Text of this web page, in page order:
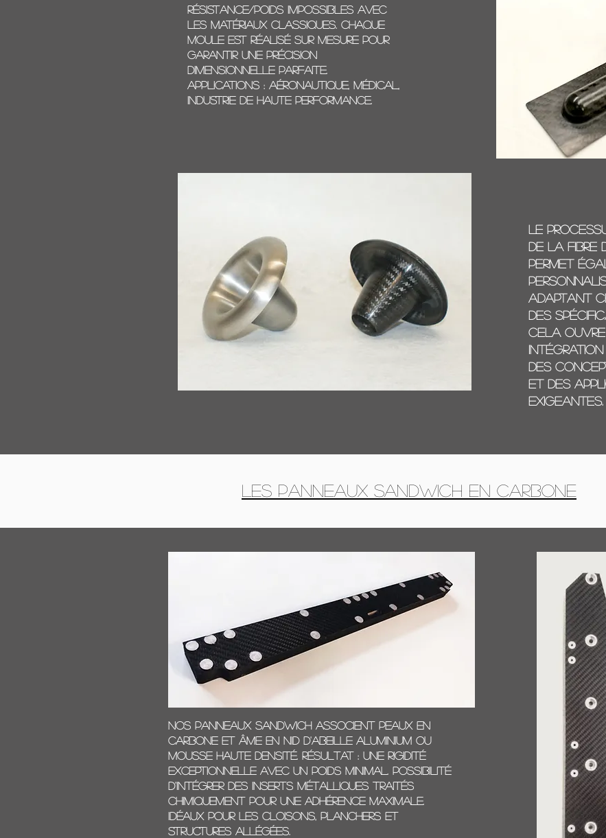
résistance/poids impossibles avec
les matériaux classiques. Chaque
moule est réalisé sur mesure pour
garantir une précision
dimensionnelle parfaite.
Applications : aéronautique, médical,
industrie de haute performance.
Le
de la fibre
permet
adaptant
des
Cela
intégration
des
et des
exigeantes.
Les Panneaux sandwich en carbone
Nos panneaux sandwich associent peaux en
carbone et âme en nid d'abeille aluminium ou
mousse haute densité. Résultat : une rigidité
exceptionnelle avec un poids minimal. Possibilité
d'intégrer des inserts métalliques traités
chimiquement pour une adhérence maximale.
Idéaux pour les cloisons, planchers et
structures allégées.